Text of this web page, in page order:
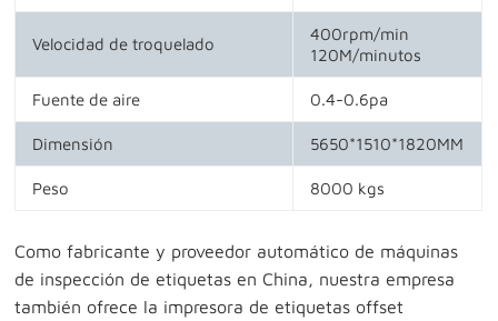
Velocidad de troquelado
400rpm/min
120M/minutos
Fuente de aire 0.4-0.6pa
Dimensión 5650*1510*1820MM
Peso 8000 kgs
Como fabricante y proveedor automático de máquinas
de inspección de etiquetas en China, nuestra empresa
también ofrece la impresora de etiquetas offset